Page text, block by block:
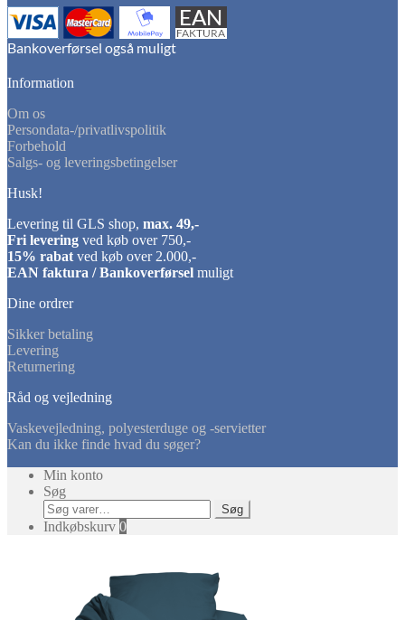
Information
Om os
Persondata-/privatlivspolitik
Forbehold
Salgs- og leveringsbetingelser
Husk!
Levering til GLS shop, max. 49,-
Fri levering ved køb over 750,-
15% rabat ved køb over 2.000,-
EAN faktura / Bankoverførsel muligt
Dine ordrer
Sikker betaling
Levering
Returnering
Råd og vejledning
Vaskevejledning, polyesterduge og -servietter
Kan du ikke finde hvad du søger?
Min konto
Søg
Søg
efter:
Søg
Indkøbskurv 0